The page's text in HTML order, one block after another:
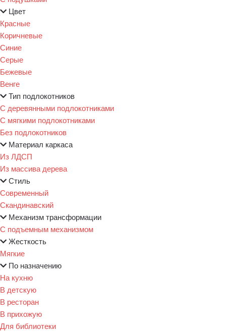
Цвет
Красные
Коричневые
Синие
Серые
Бежевые
Венге
Тип подлокотников
С деревянными подлокотниками
С мягкими подлокотниками
Без подлокотников
Материал каркаса
Из ЛДСП
Из массива дерева
Стиль
Современный
Скандинавский
Механизм трансформации
С подъемным механизмом
Жесткость
Мягкие
По назначению
На кухню
В детскую
В ресторан
В прихожую
Для библиотеки